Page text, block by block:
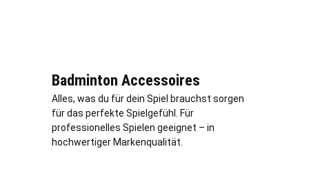
Badminton Accessoires
Alles, was du für dein Spiel brauchst sorgen
für das perfekte Spielgefühl. Für
professionelles Spielen geeignet – in
hochwertiger Markenqualität.